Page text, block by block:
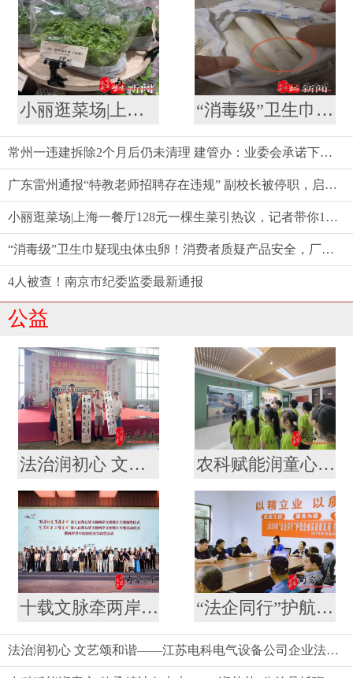
小丽逛菜场|上海一餐厅128元一棵生菜引热议，记者带你10元以内复刻同款沙拉 “消毒级”卫生巾疑现虫体虫卵！消费者质疑产品安全，厂家称需核验样品
常州一违建拆除2个月后仍未清理 建管办：业委会承诺下周一前清理结束
广东雷州通报“特教老师招聘存在违规” 副校长被停职，启动问责程序
小丽逛菜场|上海一餐厅128元一棵生菜引热议，记者带你10元以内复刻同款沙拉
“消毒级”卫生巾疑现虫体虫卵！消费者质疑产品安全，厂家称需核验样品
4人被查！南京市纪委监委最新通报
公益
法治润初心 文艺颂和谐——江苏电科电气设备公司企业法治文艺演出 农科赋能润童心 传承精神向未来——“润苗苗”公益暑托班走进镇江市农科院开展科普教育实践活动
十载文脉牵两岸 文创焕新启新程 --第七届黄公望主题两岸文创设计大赛结果揭晓 “法企同行”护航企业高质量发展 打造营商环境新生态
法治润初心 文艺颂和谐——江苏电科电气设备公司企业法治文艺演出